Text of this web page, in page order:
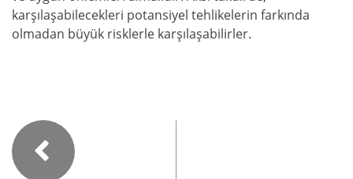
karşılaşabilecekleri potansiyel tehlikelerin farkında
olmadan büyük risklerle karşılaşabilirler.